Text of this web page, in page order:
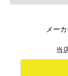
メー
当